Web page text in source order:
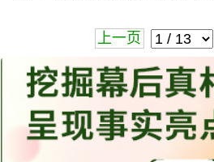
上一页